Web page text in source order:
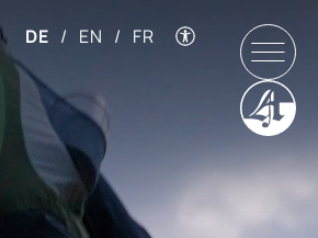
DE / EN / FR